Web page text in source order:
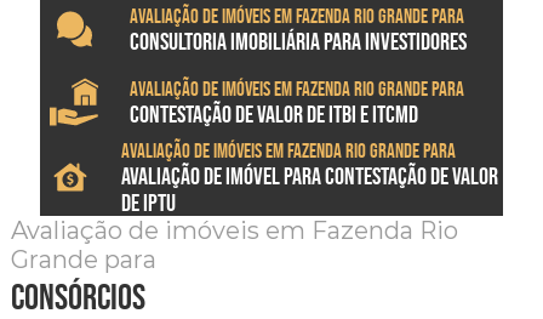
Avaliação de imóveis em Fazenda Rio Grande para
CONSULTORIA IMOBILIÁRIA PARA INVESTIDORES
Avaliação de imóveis em Fazenda Rio Grande para
CONTESTAÇÃO DE VALOR DE ITBI E ITCMD
Avaliação de imóveis em Fazenda Rio Grande para
AVALIAÇÃO DE IMÓVEL PARA CONTESTAÇÃO DE VALOR
DE IPTU
Avaliação de imóveis em Fazenda Rio
Grande para
consórcios